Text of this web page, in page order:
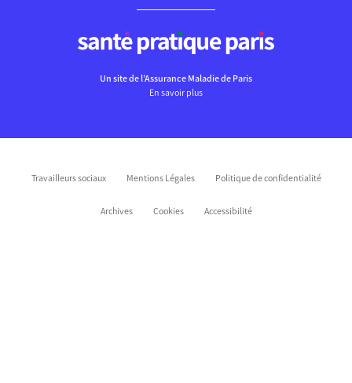
Un site de l’Assurance Maladie de Paris
En savoir plus
Travailleurs sociaux Mentions Légales Politique de confidentialité
Archives Cookies Accessibilité